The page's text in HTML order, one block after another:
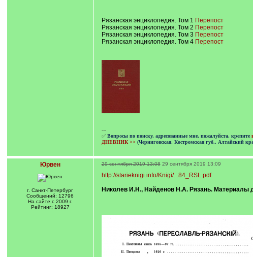
Рязанская энциклопедия. Том 1 Перепост
Рязанская энциклопедия. Том 2 Перепост
Рязанская энциклопедия. Том 3 Перепост
Рязанская энциклопедия. Том 4 Перепост
---
✅ Вопросы по поиску, адресованные мне, пожалуйста, крепите
ДНЕВНИК >> (Черниговская, Костромская губ., Алтайский
Юрвен
г. Санкт-Петербург
Сообщений: 12796
На сайте с 2009 г.
Рейтинг: 18927
29 сентября 2019 13:08 29 сентября 2019 13:09
http://starieknigi.info/Knigi/...84_RSL.pdf
Николев И.Н., Найденов Н.А. Рязань. Материалы